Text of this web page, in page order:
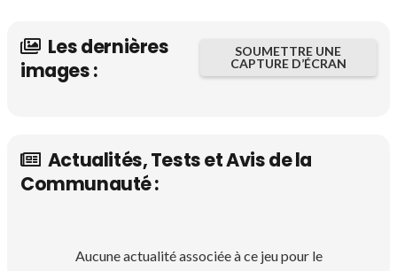
Les dernières
images :
SOUMETTRE UNE
CAPTURE D’ÉCRAN
Actualités, Tests et Avis de la
Communauté :
Aucune actualité associée à ce jeu pour le